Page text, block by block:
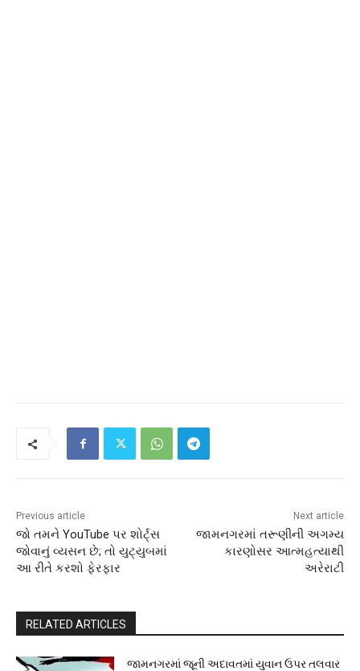
Previous article
જો તમને YouTube પર શોર્ટ્સ
જોવાનું વ્યસન છે; તો યુટ્યુબમાં
આ રીતે કરશો ફેરફાર
Next article
જામનગરમાં તરૂણીની અગમ્ય
કારણોસર આત્મહત્યાથી
અરેરાટી
RELATED ARTICLES
જામનગરમાં જૂની અદાવતમાં યુવાન ઉપર તલવાર